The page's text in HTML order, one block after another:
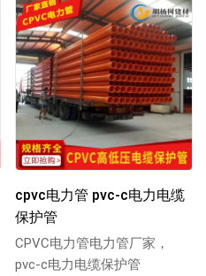
cpvc电力管 pvc-c电力电缆
保护管
CPVC电力管电力管厂家，
pvc-c电力电缆保护管